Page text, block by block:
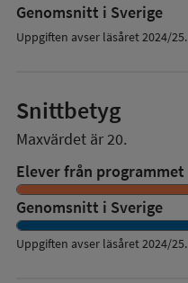
Genomsnitt i Sverige
Uppgiften avser läsåret 2024/25.
Snittbetyg
Maxvärdet är 20.
Elever från programmet
Genomsnitt i Sverige
Uppgiften avser läsåret2024/25.